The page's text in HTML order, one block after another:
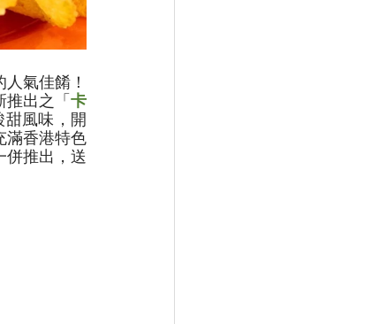
氣佳餚！
推出之「卡
風味，開
滿香港特色
併推出，送